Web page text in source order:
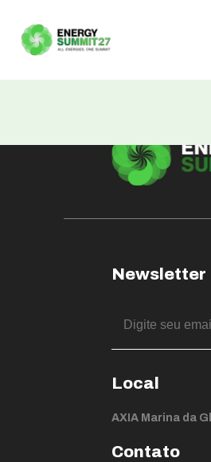
Not found
Newsletter
Local
AXIA Marina da
Contato